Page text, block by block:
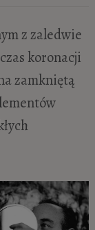
z zaledwie
koronacji
zamkniętą